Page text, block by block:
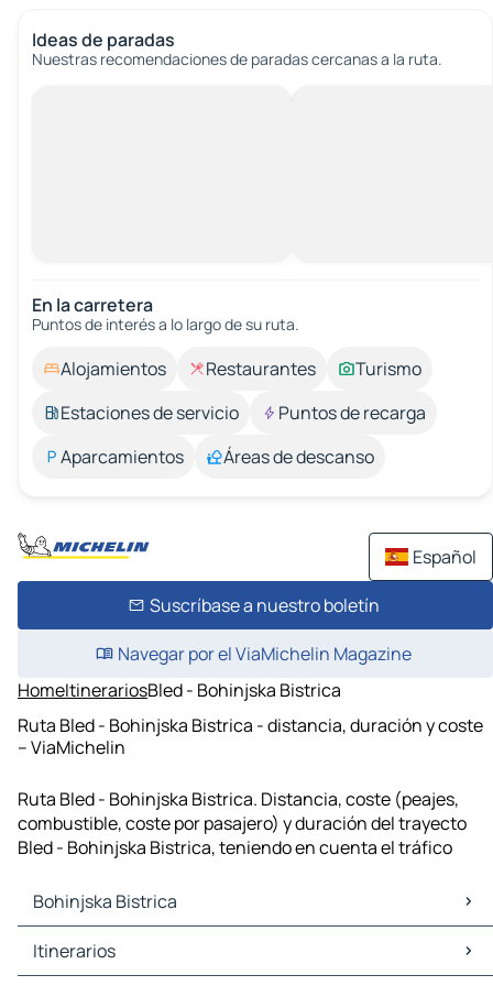
Ideas de paradas
Nuestras recomendaciones de paradas cercanas a la ruta.
En la carretera
Puntos de interés a lo largo de su ruta.
Alojamientos Restaurantes
Turismo
Estaciones de servicio
Puntos de recarga
Aparcamientos
Áreas de descanso
Español
Suscríbase a nuestro boletín
Navegar por el ViaMichelin Magazine
HomeItinerariosBled - Bohinjska Bistrica
Ruta Bled - Bohinjska Bistrica - distancia, duración y coste
– ViaMichelin
Ruta Bled - Bohinjska Bistrica. Distancia, coste (peajes,
combustible, coste por pasajero) y duración del trayecto
Bled - Bohinjska Bistrica, teniendo en cuenta el tráfico
Bohinjska Bistrica
Bohinjska Bistrica Mapas Planos
Bohinjska Bistrica Trafico
Itinerarios